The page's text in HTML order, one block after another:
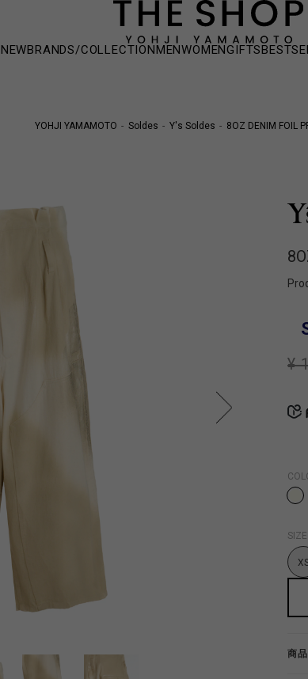
NEWBRANDS/COLLECTIONMENWOMENGIFTS
YOHJI YAMAMOTO Soldes Y's Soldes 8OZ DENIM FOIL
¥
SIZE
商